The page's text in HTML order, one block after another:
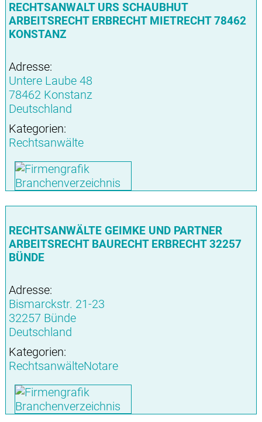
RECHTSANWALT URS SCHAUBHUT
ARBEITSRECHT ERBRECHT MIETRECHT 78462
KONSTANZ
Adresse:
Untere Laube 48
78462 Konstanz
Deutschland
Kategorien:
Rechtsanwälte
RECHTSANWÄLTE GEIMKE UND PARTNER
ARBEITSRECHT BAURECHT ERBRECHT 32257
BÜNDE
Adresse:
Bismarckstr. 21-23
32257 Bünde
Deutschland
Kategorien:
RechtsanwälteNotare